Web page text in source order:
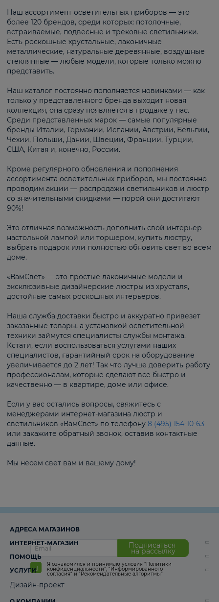
Наш ассортимент осветительных приборов — это
более 120 брендов, среди которых: потолочные,
встраиваемые, подвесные и трековые светильники.
Есть роскошные хрустальные, лаконичные
металлические, натуральные деревянные, воздушные
стеклянные — любые модели, которые только можно
представить.
Наш каталог постоянно пополняется новинками — как
только у представленного бренда выходит новая
коллекция, она сразу появляется в продаже у нас.
Среди представленных марок — самые популярные
бренды Италии, Германии, Испании, Австрии, Бельгии,
Чехии, Польши, Дании, Швеции, Франции, Турции,
США, Китая и, конечно, России.
Кроме регулярного обновления и пополнения
ассортимента осветительных приборов, мы постоянно
проводим акции — распродажи светильников и люстр
со значительными скидками — порой они достигают
90%!
Это отличная возможность дополнить свой интерьер
настольной лампой или торшером, купить люстру,
выбрать подарок или полностью обновить свет во всем
доме.
«ВамСвет» — это простые лаконичные модели и
эксклюзивные дизайнерские люстры из хрусталя,
достойные самых роскошных интерьеров.
Наша служба доставки быстро и аккуратно привезет
заказанные товары, а установкой осветительной
техники займутся специалисты службы монтажа.
Кстати, если воспользоваться услугами наших
специалистов, гарантийный срок на оборудование
увеличивается до 2 лет! Так что лучше доверить работу
профессионалам, которые сделают всё быстро и
качественно — в квартире, доме или офисе.
Если у вас остались вопросы, свяжитесь с
менеджерами интернет-магазина люстр и
светильников «ВамСвет» по телефону 8 (495) 154-10-63
или закажите обратный звонок, оставив контактные
данные.
Мы несем свет вам и вашему дому!
Подписаться
на рассылку
Я ознакомился и принимаю условия “Политики
конфиденциальности”, “Информированного
согласия“ и “Рекомендательные алгоритмы“
АДРЕСА МАГАЗИНОВ
ИНТЕРНЕТ-МАГАЗИН
ПОМОЩЬ
УСЛУГИ
Дизайн-проект